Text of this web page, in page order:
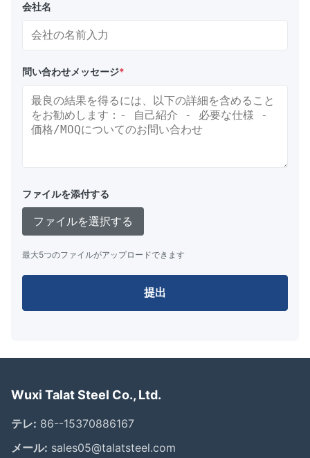
会社名
問い合わせメッセージ*
ファイルを添付する
ファイルを選択する
最大5つのファイルがアップロードできます
提出
Wuxi Talat Steel Co., Ltd.
テレ: 86--15370886167
メール: sales05@talatsteel.com